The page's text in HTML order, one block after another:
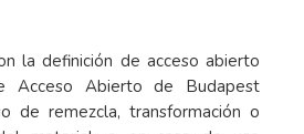
la definición de acceso abierto
Acceso Abierto de Budapest
de remezcla, transformación o